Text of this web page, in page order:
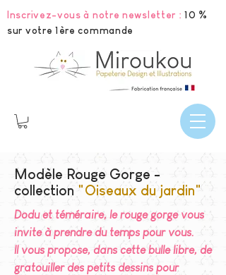
Inscrivez-vous à notre newsletter : 10 %
sur votre 1ère commande
Modèle Rouge Gorge -
collection "Oiseaux du jardin"
Dodu et téméraire, le rouge gorge vous
invite à prendre du temps pour vous.
Il vous propose, dans cette bulle libre, de
gratouiller des petits dessins pour